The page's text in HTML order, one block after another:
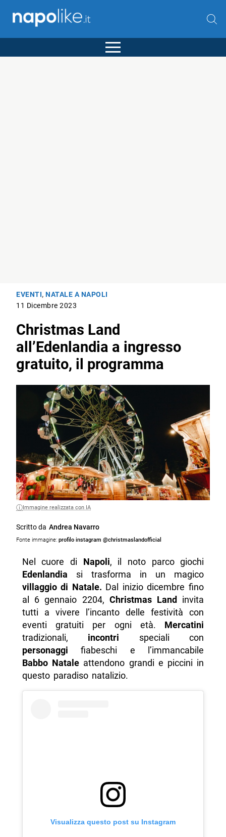
EVENTI,NATALE A NAPOLI
11 Dicembre 2023
Christmas Land
all’Edenlandia a ingresso
gratuito, il programma
Immagine realizzata con IA
Scritto da Andrea Navarro
Fonte immagine: profilo instagram @christmaslandofficial
Nel cuore di Napoli, il noto parco giochi
Edenlandia si trasforma in un magico
villaggio di Natale. Dal inizio dicembre fino
al 6 gennaio 2204, Christmas Land
invita
tutti a vivere l’incanto delle festività con
eventi gratuiti per ogni età. Mercatini
tradizionali, incontri speciali con
personaggi fiabeschi e l’immancabile
Babbo Natale attendono grandi e piccini in
questo paradiso natalizio.
Visualizza questo post su Instagram